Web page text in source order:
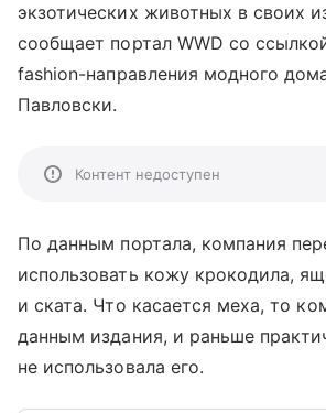
экзотических животных в своих
сообщает портал WWD со
fashion-направления модного
Павловски.
Контент недоступен
По данным портала, компания
использовать кожу крокодила,
и ската. Что касается меха, то
данным издания, и раньше
не использовала его.